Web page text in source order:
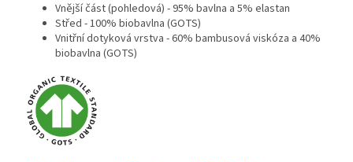
Vnější část (pohledová) - 95% bavlna a 5% elastan
Střed - 100% biobavlna (GOTS)
Vnitřní dotyková vrstva - 60% bambusová viskóza a 40%
biobavlna (GOTS)